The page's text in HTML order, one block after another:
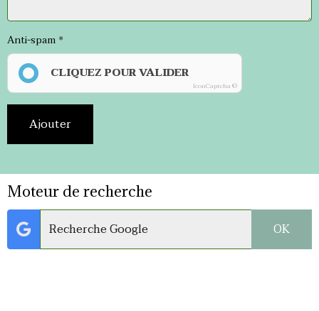
Anti-spam
CLIQUEZ POUR VALIDER
IconCaptcha ©
Ajouter
Moteur de recherche
OK